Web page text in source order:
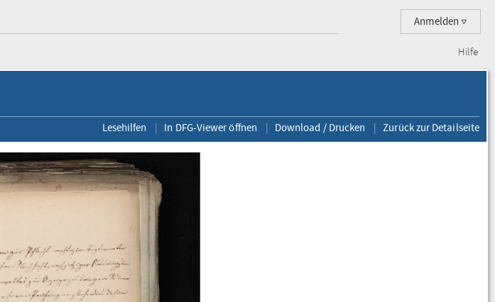
Anmelden
Hilfe
Lesehilfen In DFG-Viewer öffnen Download / Drucken Zurück zur Detailseite